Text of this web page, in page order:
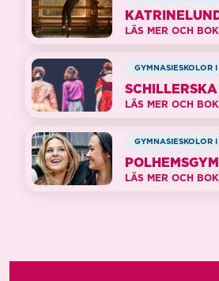
LÄS MER OCH
GYMNASIESKOLOR
LÄS MER OCH
GYMNASIESKOLOR
LÄS MER OCH